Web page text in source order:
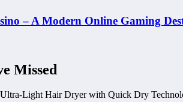
– A Modern Online Gaming
Missed